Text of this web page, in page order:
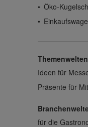
Öko-
Themenwelten
Ideen für
Präsente für
für die